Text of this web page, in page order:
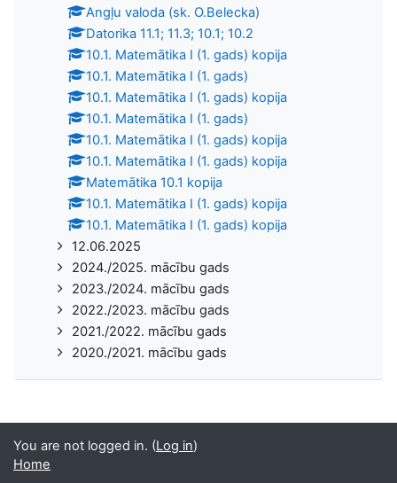
Angļu valoda (sk. O.Belecka)
Datorika 11.1; 11.3; 10.1; 10.2
10.1. Matemātika I (1. gads) kopija
10.1. Matemātika I (1. gads)
10.1. Matemātika I (1. gads) kopija
10.1. Matemātika I (1. gads)
10.1. Matemātika I (1. gads) kopija
10.1. Matemātika I (1. gads) kopija
Matemātika 10.1 kopija
10.1. Matemātika I (1. gads) kopija
10.1. Matemātika I (1. gads) kopija
12.06.2025
2024./2025. mācību gads
2023./2024. mācību gads
2022./2023. mācību gads
2021./2022. mācību gads
2020./2021. mācību gads
You are not logged in. (Log in)
Home